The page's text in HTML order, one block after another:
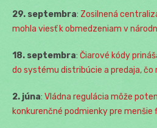
29. septembra: Zosilnená
mohla viesť k obmedzeniam v
18. septembra: Čiarové kódy
do systému distribúcie a predaja, čo
2. júna: Vládna regulácia môže
konkurenčné podmienky pre menšie